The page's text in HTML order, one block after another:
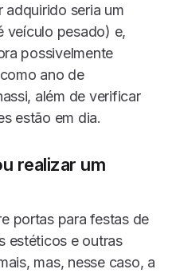
adquirido seria um
veículo pesado) e,
possivelmente
ano de
além de verificar
estão em dia.
realizar um
portas para festas de
estéticos e outras
mas, nesse caso, a